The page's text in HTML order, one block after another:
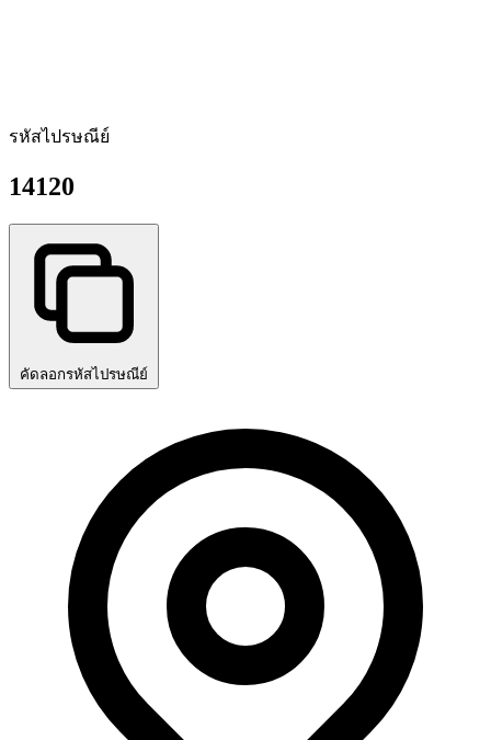
รหัสไปรษณีย์
14120
คัดลอกรหัสไปรษณีย์